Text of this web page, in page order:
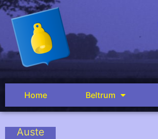
Home Beltrum
Auste